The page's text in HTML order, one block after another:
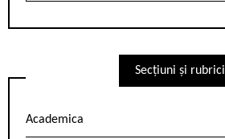
Secțiuni și rubrici
Academica